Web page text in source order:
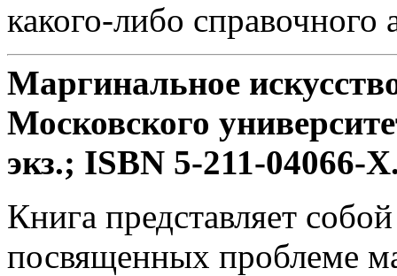
какого-либо справочного
Маргинальное
Московского
экз.; ISBN 5-211-04066-
Книга представляет
посвященных проблеме